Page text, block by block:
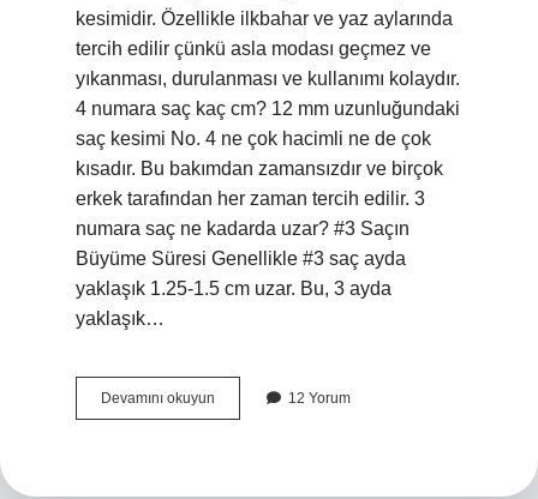
kesimidir. Özellikle ilkbahar ve yaz aylarında
tercih edilir çünkü asla modası geçmez ve
yıkanması, durulanması ve kullanımı kolaydır.
4 numara saç kaç cm? 12 mm uzunluğundaki
saç kesimi No. 4 ne çok hacimli ne de çok
kısadır. Bu bakımdan zamansızdır ve birçok
erkek tarafından her zaman tercih edilir. 3
numara saç ne kadarda uzar? #3 Saçın
Büyüme Süresi Genellikle #3 saç ayda
yaklaşık 1.25-1.5 cm uzar. Bu, 3 ayda
yaklaşık…
Devamını okuyun
Numara
12 Yorum